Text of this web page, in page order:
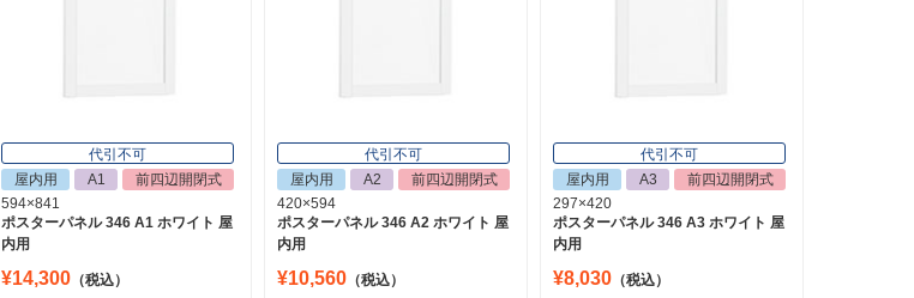
代引不可
屋内用
A1
前四辺開閉式
594×841
ポスターパネル 346 A1 ホワイト 屋
内用
¥14,300 （税込）
代引不可
屋内用
A2
前四辺開閉式
420×594
ポスターパネル 346 A2 ホワイト 屋
内用
¥10,560 （税込）
代引不可
屋内用
A3
前四辺開閉式
297×420
ポスターパネル 346 A3 ホワイト 屋
内用
¥8,030 （税込）